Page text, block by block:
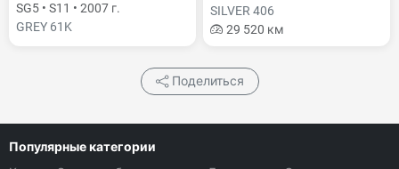
SG5 • S11 • 2007 г.
GREY 61K
SILVER 406
29 520 км
Поделиться
Популярные категории